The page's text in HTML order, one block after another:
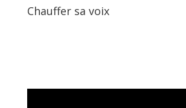
Chauffer sa voix